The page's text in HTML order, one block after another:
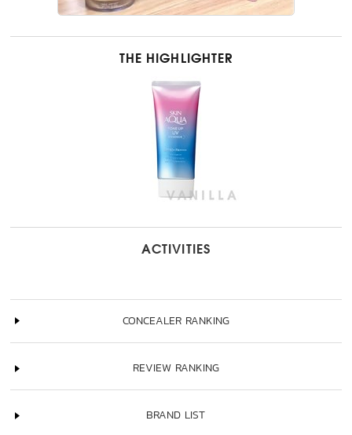
THE HIGHLIGHTER
ACTIVITIES
CONCEALER RANKING
REVIEW RANKING
BRAND LIST